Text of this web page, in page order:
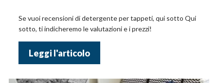
Se vuoi recensioni di detergente per tappeti, qui sotto Qui
sotto, ti indicheremo le valutazioni e i prezzi!
Leggi l'articolo